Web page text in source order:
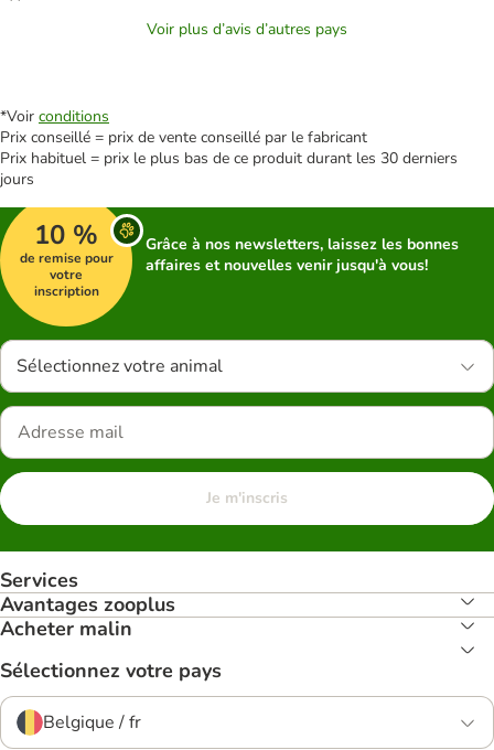
Voir plus d’avis d’autres pays
*Voir conditions
Prix conseillé = prix de vente conseillé par le fabricant
Prix habituel = prix le plus bas de ce produit durant les 30 derniers
jours
10 %
de remise pour
votre
inscription
Grâce à nos newsletters, laissez les bonnes
affaires et nouvelles venir jusqu'à vous!
Sélectionnez votre animal
Je m'inscris
Services
Avantages zooplus
Acheter malin
Sélectionnez votre pays
Belgique / fr